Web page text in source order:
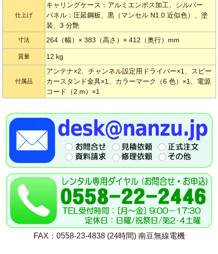
仕上げ
キャリングケース：アルミエンボス加工、シルバー
パネル：圧延鋼板、黒（マンセル N1.0 近似色）、塗
装、3 分艶
寸法 264（幅）× 383（高さ）× 412（奥行）mm
質量 12 kg
付属品
アンテナ×2、チャンネル設定用ドライバー×1、スピー
カースタンド金具×1、カラーマーク（6 色）×1、電源
コード（2 m）×1
FAX：0558-23-4838 (24時間) 南豆無線電機